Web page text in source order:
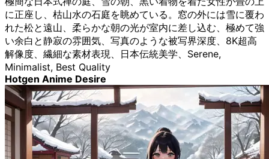
に正座し、枯山水の石庭を眺めている。窓の外には雪に覆わ
れた松と遠山、柔らかな朝の光が室内に差し込む、極めて強
い余白と静寂の雰囲気、写真のような被写界深度、8K超高
解像度、繊細な素材表現、日本伝統美学、Serene,
Minimalist, Best Quality
Hotgen Anime Desire